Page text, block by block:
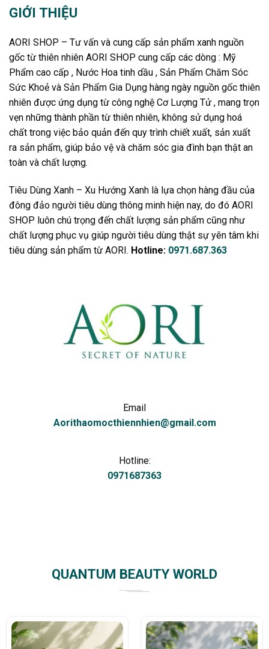
GIỚI THIỆU
AORI SHOP – Tư vấn và cung cấp sản phẩm xanh nguồn
gốc từ thiên nhiên AORI SHOP cung cấp các dòng : Mỹ
Phẩm cao cấp , Nước Hoa tinh dầu , Sản Phẩm Chăm Sóc
Sức Khoẻ và Sản Phẩm Gia Dụng hàng ngày nguồn gốc thiên
nhiên được ứng dụng từ công nghệ Cơ Lượng Tử , mang trọn
vẹn những thành phần từ thiên nhiên, không sử dụng hoá
chất trong việc bảo quản đến quy trình chiết xuất, sản xuất
ra sản phẩm, giúp bảo vệ và chăm sóc gia đình bạn thật an
toàn và chất lượng.
Tiêu Dùng Xanh – Xu Hướng Xanh là lựa chọn hàng đầu của
đông đảo người tiêu dùng thông minh hiện nay, do đó AORI
SHOP luôn chú trọng đến chất lượng sản phẩm cũng như
chất lượng phục vụ giúp người tiêu dùng thật sự yên tâm khi
tiêu dùng sản phẩm từ AORI. Hotline: 0971.687.363
Email
Aorithaomocthiennhien@gmail.com
Hotline:
0971687363
QUANTUM BEAUTY WORLD